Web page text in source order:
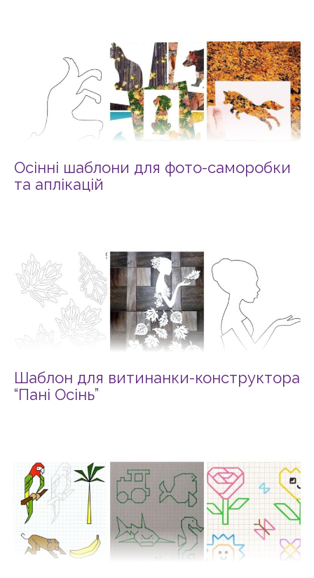
Осінні шаблони для фото-саморобки
та аплікацій
Шаблон для витинанки-конструктора
“Пані Осінь”